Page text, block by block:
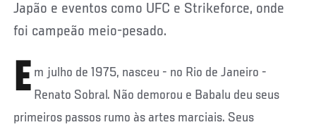
Japão e eventos como UFC e Strikeforce, onde
foi campeão meio-pesado.
E m julho de 1975, nasceu - no Rio de Janeiro -
Renato Sobral. Não demorou e Babalu deu seus
primeiros passos rumo às artes marciais. Seus